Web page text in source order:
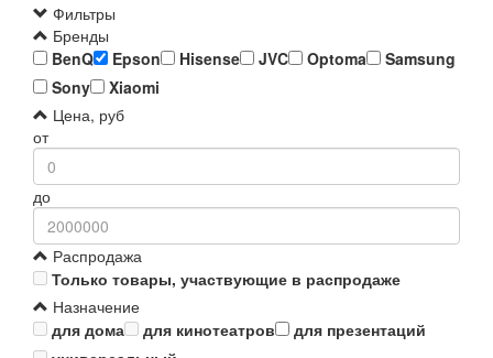
Фильтры
Бренды
BenQ
Epson Hisense JVC Optoma
Samsung
Sony
Xiaomi
Цена, руб
от
до
Распродажа
Только товары, участвующие в распродаже
Назначение
для дома
для кинотеатров
для презентаций